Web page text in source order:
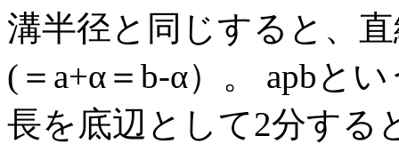
溝半径と同じすると、
(＝a+α＝b-α）。 apbと
長を底辺として2分する